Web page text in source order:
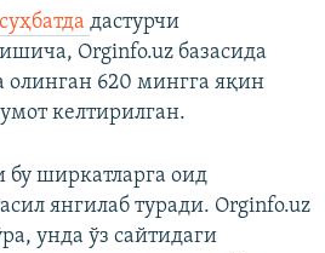
дастурчи
Orginfo.uz базасида
олинган 620 мингга яқин
келтирилган.
бу ширкатларга оид
янгилаб туради. Orginfo.uz
унда ўз сайтидаги